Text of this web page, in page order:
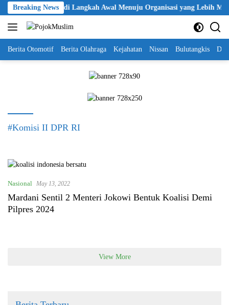
Skip
to
content
Breaking News
KBPP Polri Jadi Langkah Awal Menuju Organisasi yang Lebih
Berita Otomotif Berita Olahraga Kejahatan Nissan Bulutangkis
#Komisi II DPR RI
Nasional May 13, 2022
Mardani Sentil 2 Menteri Jokowi Bentuk Koalisi Demi
Pilpres 2024
View More